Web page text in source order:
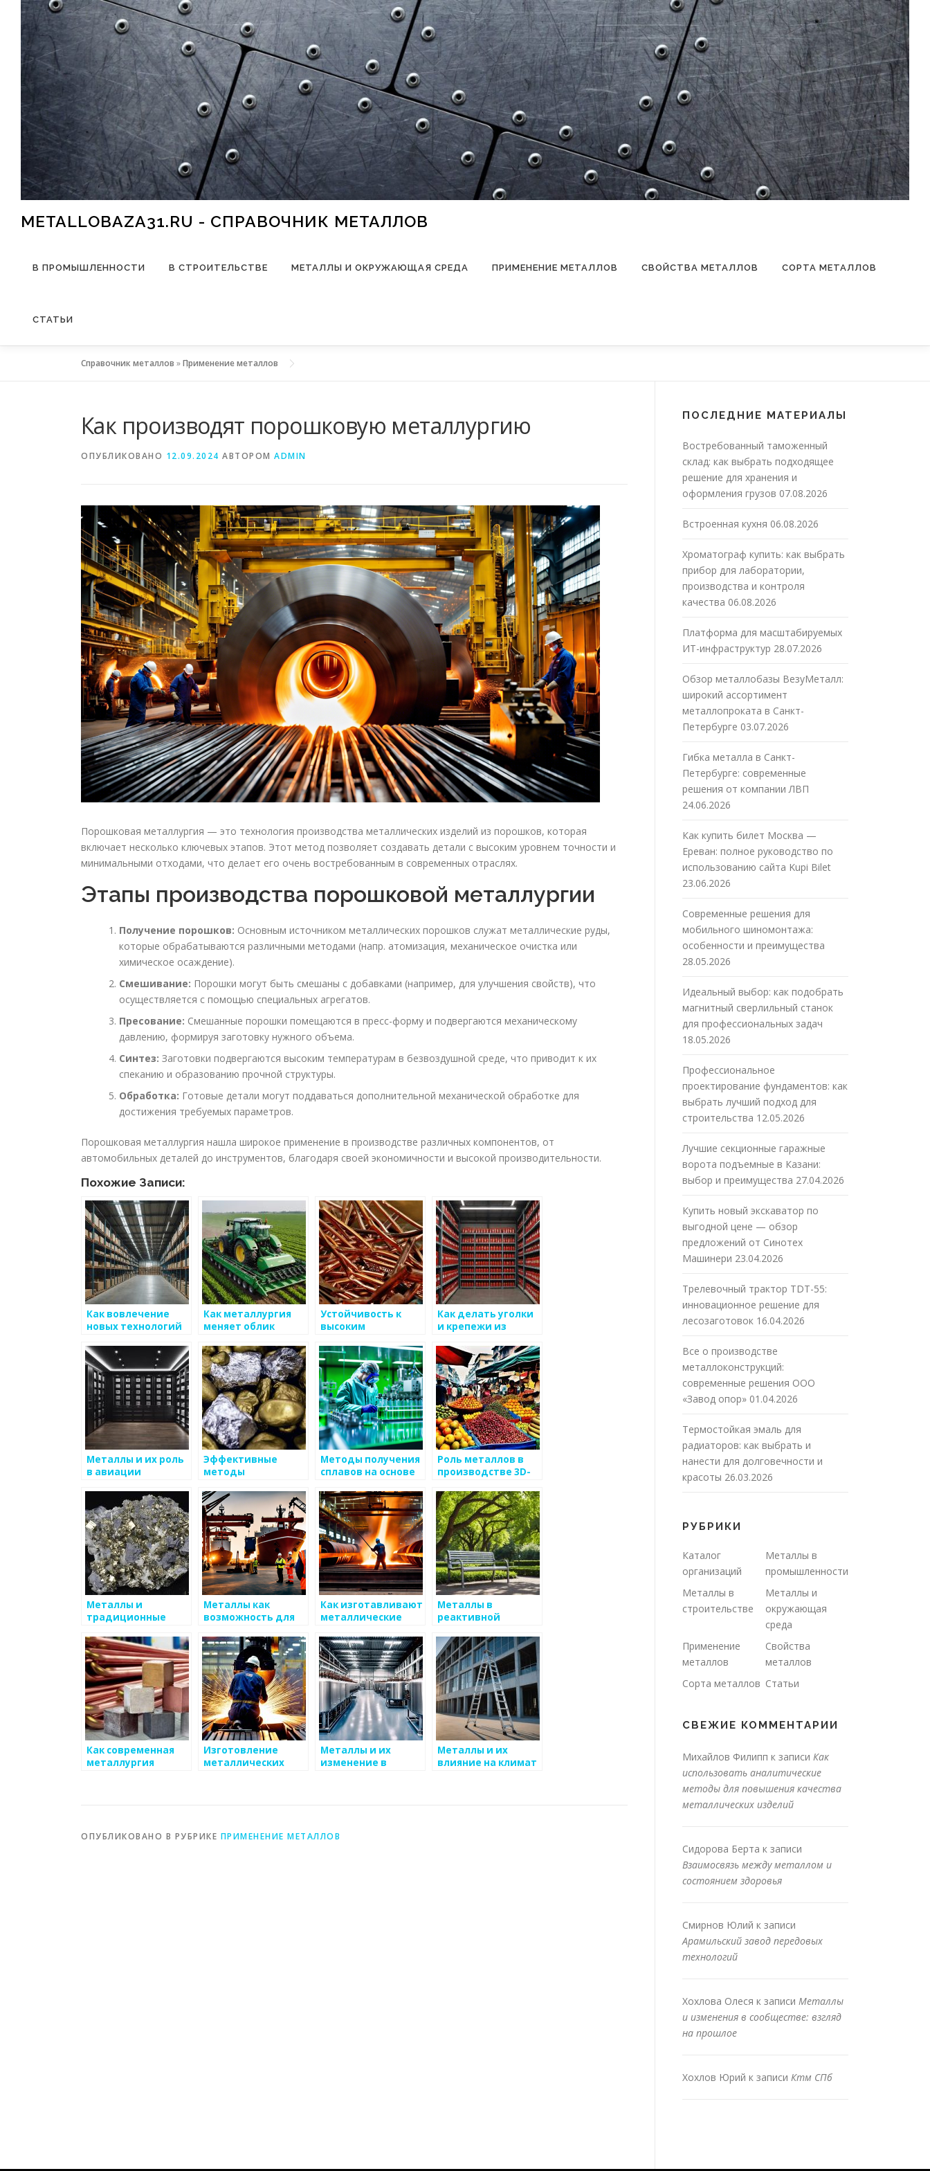
Перейти к содержимому
METALLOBAZA31.RU - СПРАВОЧНИК МЕТАЛЛОВ
В ПРОМЫШЛЕННОСТИ В СТРОИТЕЛЬСТВЕ МЕТАЛЛЫ И ОКРУЖАЮЩАЯ СРЕДА ПРИМЕНЕНИЕ МЕТАЛЛОВ СВОЙСТВА МЕТАЛЛОВ СОРТА МЕТАЛЛОВ
СТАТЬИ
Справочник металлов »Применение металлов
Как производят порошковую металлургию
ОПУБЛИКОВАНО 12.09.2024 АВТОРОМ ADMIN
Порошковая металлургия — это технология производства металлических изделий из порошков, которая
включает несколько ключевых этапов. Этот метод позволяет создавать детали с высоким уровнем точности и
минимальными отходами, что делает его очень востребованным в современных отраслях.
Этапы производства порошковой металлургии
Получение порошков: Основным источником металлических порошков служат металлические руды,
которые обрабатываются различными методами (напр. атомизация, механическое очистка или
химическое осаждение).
Смешивание: Порошки могут быть смешаны с добавками (например, для улучшения свойств), что
осуществляется с помощью специальных агрегатов.
Пресование: Смешанные порошки помещаются в пресс-форму и подвергаются механическому
давлению, формируя заготовку нужного объема.
Синтез: Заготовки подвергаются высоким температурам в безвоздушной среде, что приводит к их
спеканию и образованию прочной структуры.
Обработка: Готовые детали могут поддаваться дополнительной механической обработке для
достижения требуемых параметров.
Порошковая металлургия нашла широкое применение в производстве различных компонентов, от
автомобильных деталей до инструментов, благодаря своей экономичности и высокой производительности.
Похожие Записи:
Как вовлечение
новых технологий
металлургию
Как металлургия
меняет облик
общества
Устойчивость к
высоким
металлов
Как делать уголки
и крепежи из
Металлы и их роль
в авиации
Эффективные
методы
отработанных
металлических
материалов
Методы получения
сплавов на основе
Роль металлов в
производстве 3D-
Металлы и
традиционные
обработки
Металлы как
возможность для
Как изготавливают
металлические
Металлы в
реактивной
Как современная
металлургия
Изготовление
металлических
Металлы и их
изменение в
Металлы и их
влияние на климат
ОПУБЛИКОВАНО В РУБРИКЕ ПРИМЕНЕНИЕ МЕТАЛЛОВ
ПОСЛЕДНИЕ МАТЕРИАЛЫ
Востребованный таможенный
склад: как выбрать подходящее
решение для хранения и
оформления грузов 07.08.2026
Встроенная кухня 06.08.2026
Хроматограф купить: как выбрать
прибор для лаборатории,
производства и контроля
качества 06.08.2026
Платформа для масштабируемых
ИТ-инфраструктур 28.07.2026
Обзор металлобазы ВезуМеталл:
широкий ассортимент
металлопроката в Санкт-
Петербурге 03.07.2026
Гибка металла в Санкт-
Петербурге: современные
решения от компании ЛВП
24.06.2026
Как купить билет Москва —
Ереван: полное руководство по
использованию сайта Kupi Bilet
23.06.2026
Современные решения для
мобильного шиномонтажа:
особенности и преимущества
28.05.2026
Идеальный выбор: как подобрать
магнитный сверлильный станок
для профессиональных задач
18.05.2026
Профессиональное
проектирование фундаментов: как
выбрать лучший подход для
строительства 12.05.2026
Лучшие секционные гаражные
ворота подъемные в Казани:
выбор и преимущества 27.04.2026
Купить новый экскаватор по
выгодной цене — обзор
предложений от Синотех
Машинери 23.04.2026
Трелевочный трактор TDT-55:
инновационное решение для
лесозаготовок 16.04.2026
Все о производстве
металлоконструкций:
современные решения ООО
«Завод опор» 01.04.2026
Термостойкая эмаль для
радиаторов: как выбрать и
нанести для долговечности и
красоты 26.03.2026
РУБРИКИ
Каталог
организаций
Металлы в
промышленности
Металлы в
строительстве
Металлы и
окружающая
среда
Применение
металлов
Свойства
металлов
Сорта металлов Статьи
СВЕЖИЕ КОММЕНТАРИИ
Михайлов Филипп к записи Как
использовать аналитические
методы для повышения качества
металлических изделий
Сидорова Берта к записи
Взаимосвязь между металлом и
состоянием здоровья
Смирнов Юлий к записи
Арамильский завод передовых
технологий
Хохлова Олеся к записи Металлы
и изменения в сообществе: взгляд
на прошлое
Хохлов Юрий к записи Ктм СПб